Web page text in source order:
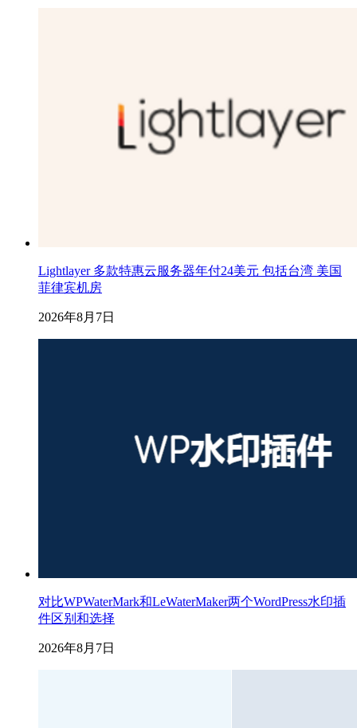
Lightlayer 多款特惠云服务器年付24美元 包括台湾 美国
菲律宾机房
2026年8月7日
对比WPWaterMark和LeWaterMaker两个WordPress水印插
件区别和选择
2026年8月7日